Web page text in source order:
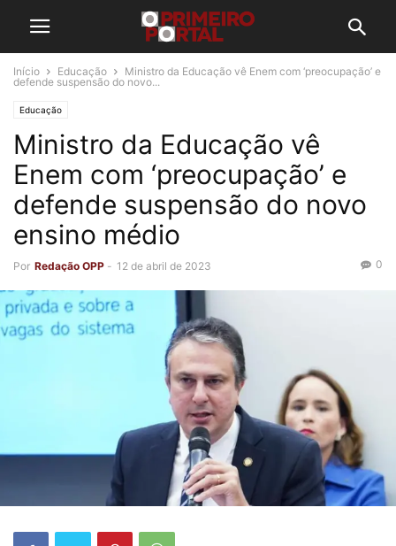
Início Educação
Ministro da Educação vê Enem com ‘preocupação’ e
defende suspensão do novo...
Educação
Ministro da Educação vê
Enem com ‘preocupação’ e
defende suspensão do novo
ensino médio
Por Redação OPP - 12 de abril de 2023 0